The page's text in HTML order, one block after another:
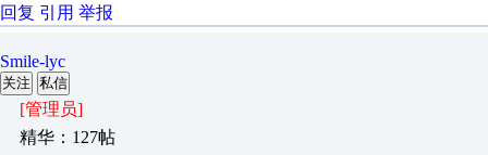
回复 引用 举报
Smile-lyc
关注 私信
[管理员]
精华：127帖